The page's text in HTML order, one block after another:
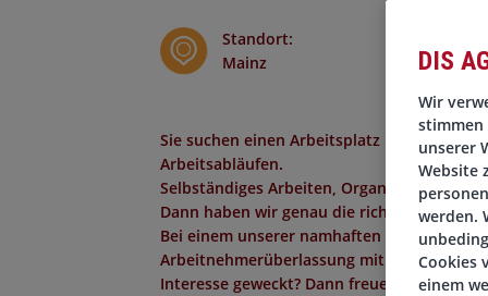
Standort:
Mainz
Sie suchen einen Arbeitsplatz mit
Arbeitsabläufen.
Selbständiges Arbeiten,
Dann haben wir genau die richtige
Bei einem unserer namhaften Kunden in
Arbeitnehmerüberlassung mit Option auf
Interesse geweckt? Dann freuen wir uns
DIS
Wir
stimmen
unserer
Website
werden.
Cookies
einem